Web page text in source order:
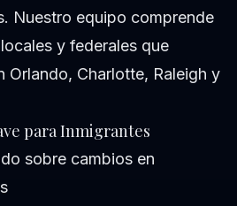
Nuestro equipo comprende
y federales que
Orlando, Charlotte, Raleigh y
para Inmigrantes
sobre cambios en